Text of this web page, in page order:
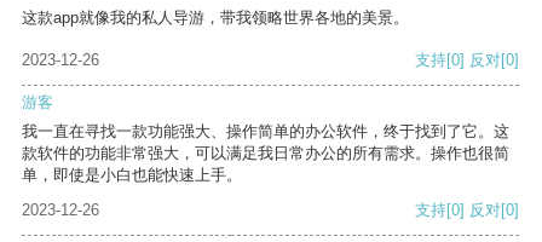
这款app就像我的私人导游，带我领略世界各地的美景。
2023-12-26 支持[0] 反对[0]
游客
我一直在寻找一款功能强大、操作简单的办公软件，终于找到了它。这
款软件的功能非常强大，可以满足我日常办公的所有需求。操作也很简
单，即使是小白也能快速上手。
2023-12-26
支持[0] 反对[0]